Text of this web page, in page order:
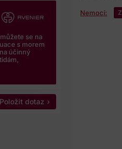
se na
s morem
účinný
Položit dotaz
Nemoci: